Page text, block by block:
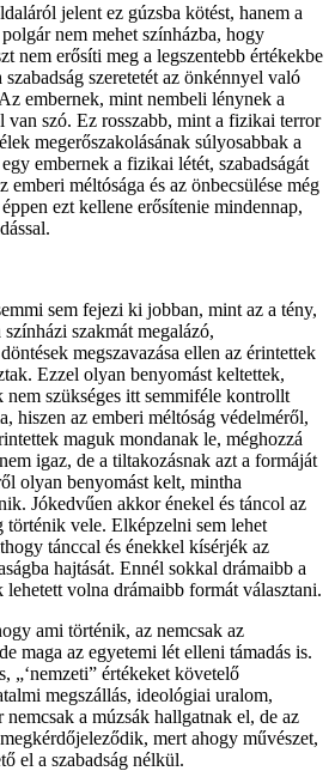
jelent ez gúzsba kötést, hanem a
nem mehet színházba, hogy
nem erősíti meg a legszentebb értékekbe
szeretetét az önkénnyel való
embernek, mint nembeli lénynek a
van szó. Ez rosszabb, mint a fizikai terror
megerőszakolásának súlyosabbak a
embernek a fizikai létét, szabadságát
emberi méltósága és az önbecsülése még
ezt kellene erősítenie mindennap,
sem fejezi ki jobban, mint az a tény,
szakmát megalázó,
megszavazása ellen az érintettek
Ezzel olyan benyomást keltettek,
szükséges itt semmiféle kontrollt
hiszen az emberi méltóság védelméről,
maguk mondanak le, méghozzá
igaz, de a tiltakozásnak azt a formáját
olyan benyomást kelt, mintha
Jókedvűen akkor énekel és táncol az
történik vele. Elképzelni sem lehet
tánccal és énekkel kísérjék az
hajtását. Ennél sokkal drámaibb a
lehetett volna drámaibb formát választani.
ami történik, az nemcsak az
maga az egyetemi lét elleni támadás is.
„‘nemzeti” értékeket követelő
megszállás, ideológiai uralom,
a múzsák hallgatnak el, de az
mert ahogy művészet,
el a szabadság nélkül.